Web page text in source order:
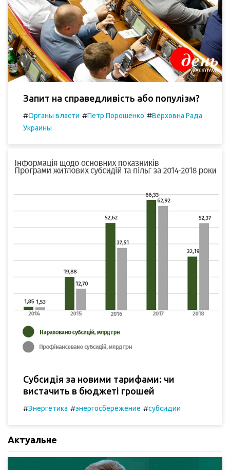
Запит на справедливість або популізм?
#Органы власти #Петр Порошенко #Верховна Рада
Украины
Субсидія за новими тарифами: чи
вистачить в бюджеті грошей
#Энергетика #энергосбережение #субсидии
Актуальне